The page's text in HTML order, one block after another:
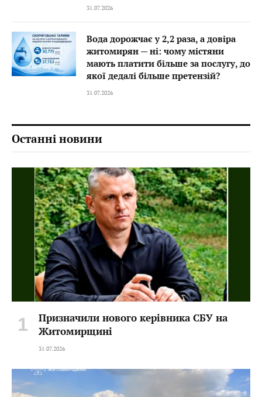
31.07.2026
Вода дорожчає у 2,2 раза, а довіра
житомирян — ні: чому містяни
мають платити більше за послугу, до
якої дедалі більше претензій?
31.07.2026
Останні новини
Призначили нового керівника СБУ на
Житомирщині
31.07.2026